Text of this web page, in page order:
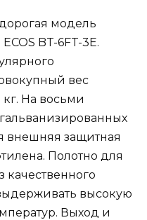
модель
BT-6FT-3E.
вес
На восьми
внешняя защитная
Полотно для
качественного
высокую
Выход и